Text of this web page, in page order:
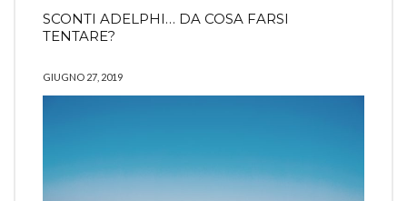
SCONTI ADELPHI… DA COSA FARSI
TENTARE?
GIUGNO 27, 2019